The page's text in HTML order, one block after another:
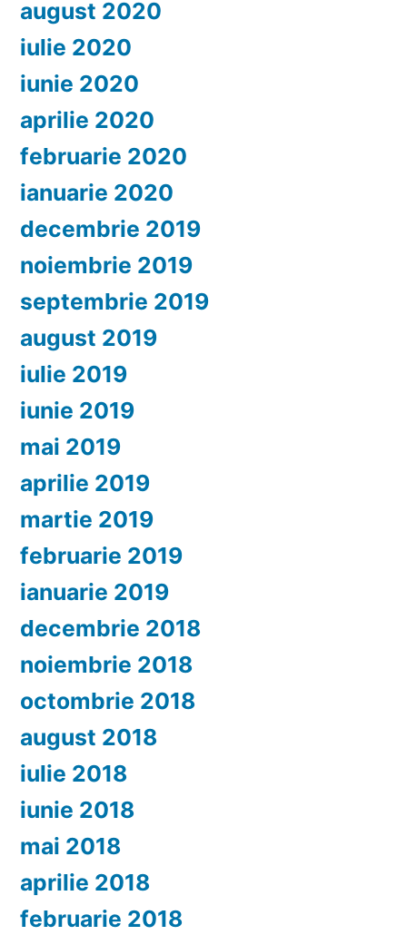
august 2020
iulie 2020
iunie 2020
aprilie 2020
februarie 2020
ianuarie 2020
decembrie 2019
noiembrie 2019
septembrie 2019
august 2019
iulie 2019
iunie 2019
mai 2019
aprilie 2019
martie 2019
februarie 2019
ianuarie 2019
decembrie 2018
noiembrie 2018
octombrie 2018
august 2018
iulie 2018
iunie 2018
mai 2018
aprilie 2018
februarie 2018